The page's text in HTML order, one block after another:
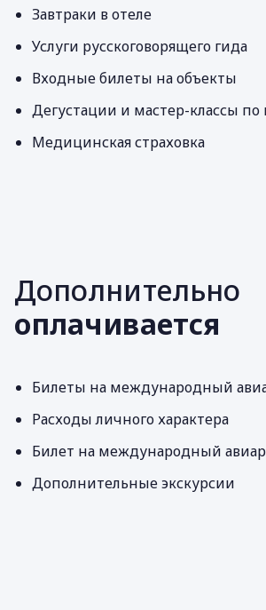
Завтраки в отеле
Услуги русскоговорящего гида
Входные билеты на объекты
Дегустации и мастер-классы
Медицинская страховка
Дополнительно
оплачивается
Билеты на международный
Расходы личного характера
Билет на международный
Дополнительные экскурсии